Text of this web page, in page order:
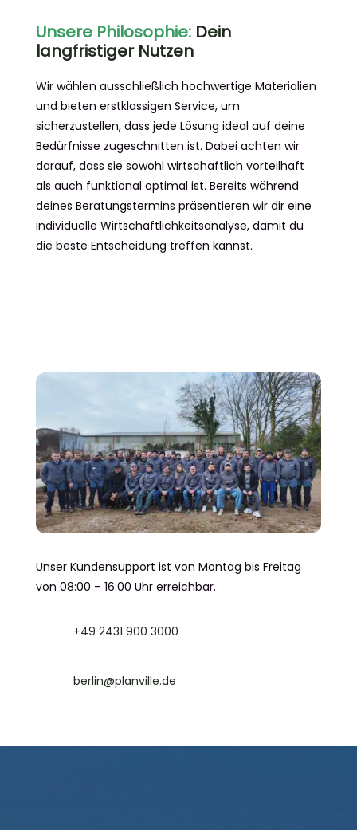
Unsere Philosophie: Dein
langfristiger Nutzen
Wir wählen ausschließlich hochwertige Materialien
und bieten erstklassigen Service, um
sicherzustellen, dass jede Lösung ideal auf deine
Bedürfnisse zugeschnitten ist. Dabei achten wir
darauf, dass sie sowohl wirtschaftlich vorteilhaft
als auch funktional optimal ist. Bereits während
deines Beratungstermins präsentieren wir dir eine
individuelle Wirtschaftlichkeitsanalyse, damit du
die beste Entscheidung treffen kannst.
Unser Kundensupport ist von Montag bis Freitag
von 08:00 – 16:00 Uhr erreichbar.
+49 2431 900 3000
berlin@planville.de